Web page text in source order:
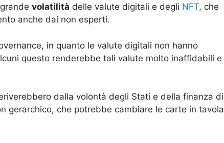
volatilità delle valute digitali e degli NFT, che
anche dai non esperti.
in quanto le valute digitali non hanno
questo renderebbe tali valute molto inaffidabili e
dalla volontà degli Stati e della finanza di
gerarchico, che potrebbe cambiare le carte in tavola